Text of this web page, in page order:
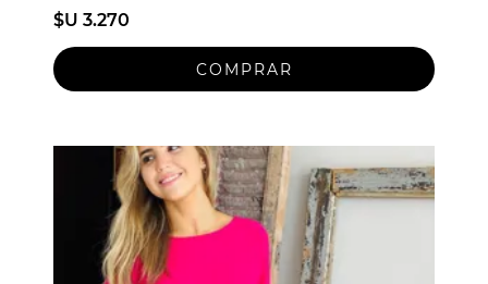
$U 3.270